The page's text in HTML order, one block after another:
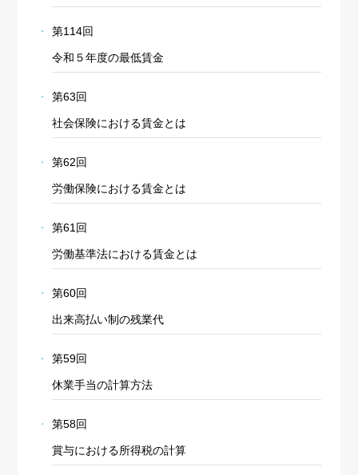
第114回
令和５年度の最低賃金
第63回
社会保険における賃金とは
第62回
労働保険における賃金とは
第61回
労働基準法における賃金とは
第60回
出来高払い制の残業代
第59回
休業手当の計算方法
第58回
賞与における所得税の計算